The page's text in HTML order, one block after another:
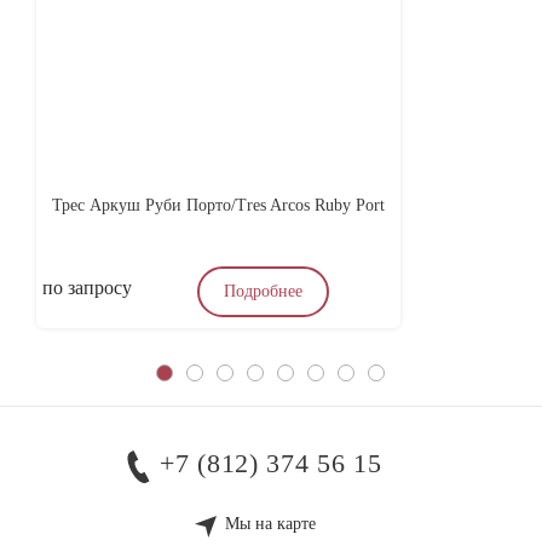
Трес Аркуш Руби Порто/Tres Arcos Ruby Port
по запросу Подробнее
+7 (812) 374 56 15
Мы на карте